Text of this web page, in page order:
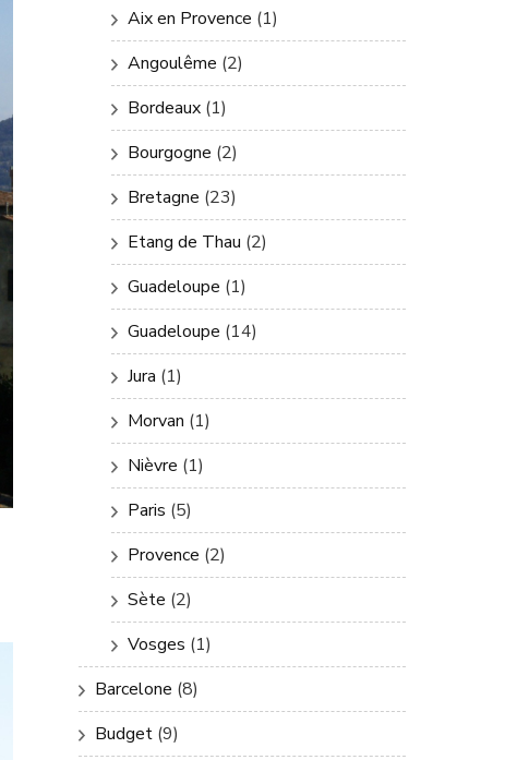
Aix en Provence (1)
Angoulême (2)
Bordeaux (1)
Bourgogne (2)
Bretagne (23)
Etang de Thau (2)
Guadeloupe (1)
Guadeloupe (14)
Jura (1)
Morvan (1)
Nièvre (1)
Paris (5)
Provence (2)
Sète (2)
Vosges (1)
Barcelone (8)
Budget (9)